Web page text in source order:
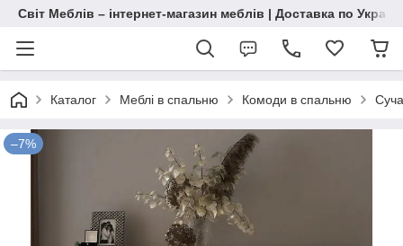
Світ Меблів – інтернет-магазин меблів | Доставка по
Каталог Меблі в спальню Комоди в спальню
–7%